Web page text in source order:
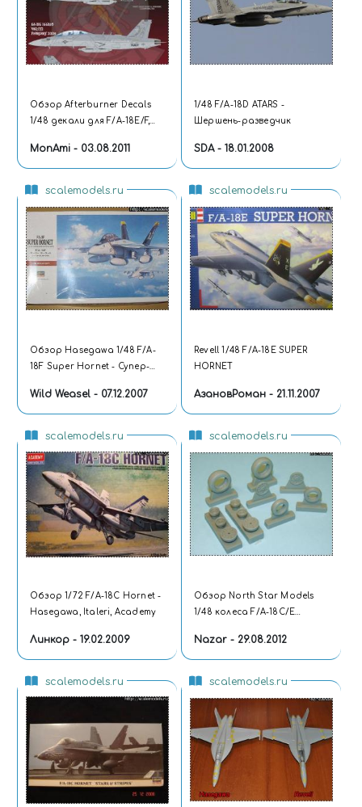
Обзор Afterburner Decals
1/48 декали для F/A-18E/F,
MonAmi - 03.08.2011
1/48 F/A-18D ATARS -
Шершень-разведчик
SDA - 18.01.2008
scalemodels.ru
Обзор Hasegawa 1/48 F/A-
18F Super Hornet - Супер-
Wild Weasel - 07.12.2007
scalemodels.ru
Revell 1/48 F/A-18E SUPER
HORNET
АзановРоман - 21.11.2007
scalemodels.ru
Обзор 1/72 F/A-18C Hornet -
Hasegawa, Italeri, Academy
Линкор - 19.02.2009
scalemodels.ru
Обзор North Star Models
1/48 колеса F/A-18C/E
Nazar - 29.08.2012
scalemodels.ru scalemodels.ru